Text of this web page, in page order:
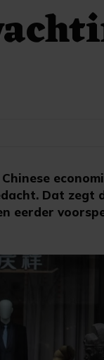
Chinese
Dat zegt
eerder